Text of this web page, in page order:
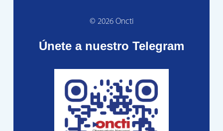
© 2026 Oncti
Únete a nuestro Telegram